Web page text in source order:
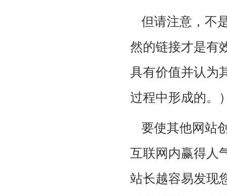
但请注意，不
然的链接才是有
具有价值并认为
过程中形成的。
要使其他网站
互联网内赢得人
站长越容易发现